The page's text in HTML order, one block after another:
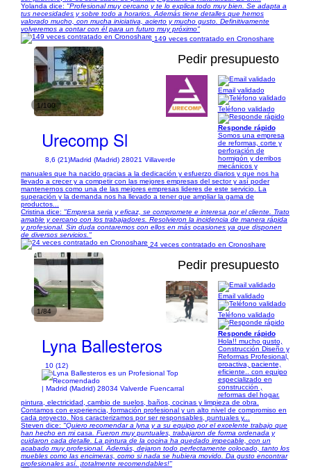
Yolanda dice: "Profesional muy cercano y te lo explica todo muy bien. Se adapta a
tus necesidades y sobre todo a horarios. Además tiene detalles que hemos
valorado mucho, con mucha iniciativa, acierto y mucho gusto. Definitivamente
volveremos a contar con él para un futuro muy próximo"
149 veces contratado en Cronoshare
1/100
Pedir presupuesto
Urecomp Sl
8,6 (21)Madrid (Madrid) 28021 Villaverde
Email validado
Teléfono validado
Responde rápido
Somos una empresa
de reformas, corte y
perforación de
hormigón y derribos
mecánicos y
manuales que ha nacido gracias a la dedicación y esfuerzo diarios y que nos ha
llevado a crecer y a competir con las mejores empresas del sector y así poder
mantenernos como una de las mejores empresas lideres de este servicio. La
superación y la demanda nos ha llevado a tener que ampliar la gama de
productos...
Cristina dice: "Empresa seria y eficaz, se compromete e interesa por el cliente. Trato
amable y cercano con los trabajadores. Resolvieron la incidencia de manera rápida
y profesional. Sin duda contaremos con ellos en más ocasiones ya que disponen
de diversos servicios."
24 veces contratado en Cronoshare
1/84
Pedir presupuesto
Lyna Ballesteros
10 (12)
| Madrid (Madrid) 28034 Valverde Fuencarral
Email validado
Teléfono validado
Responde rápido
Hola!! mucho gusto,
Construcción Diseño y
Reformas Profesional,
proactiva, paciente,
eficiente.. con equipo
especializado en
construcción ,
reformas del hogar.
pintura, electricidad, cambio de suelos, baños, cocinas y limpieza de obra.
Contamos con experiencia, formación profesional y un alto nivel de compromiso en
cada proyecto. Nos caracterizamos por ser responsables, puntuales y...
Steven dice: "Quiero recomendar a lyna y a su equipo por el excelente trabajo que
han hecho en mi casa. Fueron muy puntuales, trabajaron de forma ordenada y
cuidaron cada detalle. La pintura de la cocina ha quedado impecable, con un
acabado muy profesional. Además, dejaron todo perfectamente colocado, tanto los
muebles como las encimeras, como si nada se hubiera movido. Da gusto encontrar
profesionales así. ¡totalmente recomendables!"